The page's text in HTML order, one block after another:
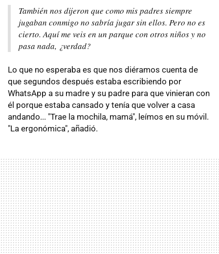
También nos dijeron que como mis padres siempre
jugaban conmigo no sabría jugar sin ellos. Pero no es
cierto. Aquí me veis en un parque con otros niños y no
pasa nada, ¿verdad?
Lo que no esperaba es que nos diéramos cuenta de
que segundos después estaba escribiendo por
WhatsApp a su madre y su padre para que vinieran con
él porque estaba cansado y tenía que volver a casa
andando... "Trae la mochila, mamá", leímos en su móvil.
"La ergonómica", añadió.